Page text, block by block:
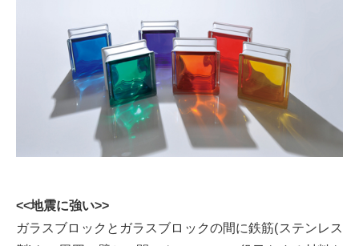
<<地震に強い>>
ガラスブロックとガラスブロックの間に鉄筋(ステンレス